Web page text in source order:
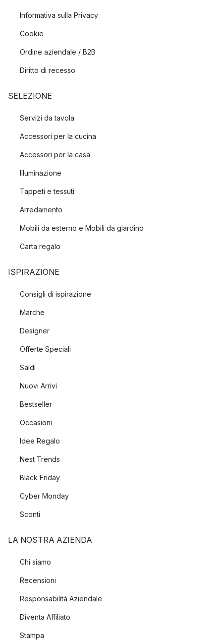
Informativa sulla Privacy
Cookie
Ordine aziendale / B2B
Diritto di recesso
SELEZIONE
Servizi da tavola
Accessori per la cucina
Accessori per la casa
Illuminazione
Tappeti e tessuti
Arredamento
Mobili da esterno e Mobili da giardino
Carta regalo
ISPIRAZIONE
Consigli di ispirazione
Marche
Designer
Offerte Speciali
Saldi
Nuovi Arrivi
Bestseller
Occasioni
Idee Regalo
Nest Trends
Black Friday
Cyber Monday
Sconti
LA NOSTRA AZIENDA
Chi siamo
Recensioni
Responsabilità Aziendale
Diventa Affiliato
Stampa